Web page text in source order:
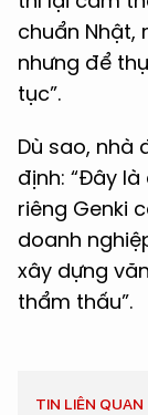
chuẩn Nhật,
nhưng để
tục”.
Dù sao, nhà
định: “Đây
riêng Genki
doanh
xây dựng
thẩm thấu”.
TIN LIÊN QUAN